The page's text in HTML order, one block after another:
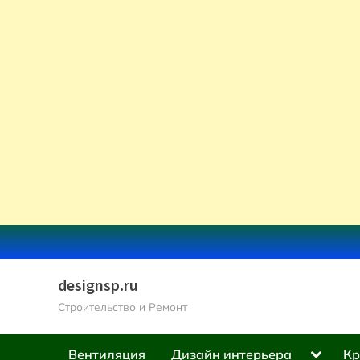
Skip
to
designsp.ru
Строительство и Ремонт
Вентиляция Дизайн интерьера
Toggle